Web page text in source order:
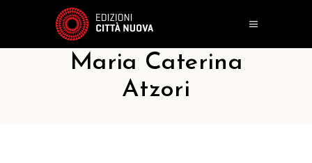
Maria Caterina
Atzori